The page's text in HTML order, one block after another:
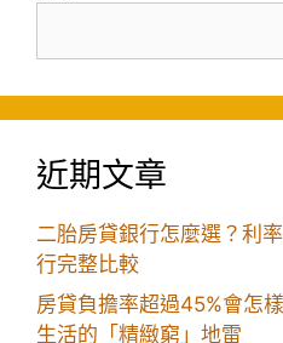
近期文章
二胎房貸銀行怎麼選？利
行完整比較
房貸負擔率超過45%會怎
生活的「精緻窮」地雷